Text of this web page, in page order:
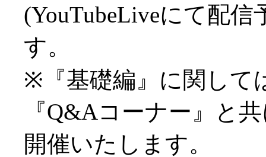
(YouTubeLiveにて配
す。
※『基礎編』に関して
『Q&Aコーナー』と
開催いたします。